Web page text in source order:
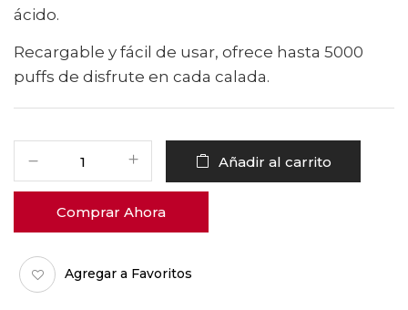
ácido.
Recargable y fácil de usar, ofrece hasta 5000
puffs de disfrute en cada calada.
Añadir al carrito
Comprar Ahora
Agregar a Favoritos